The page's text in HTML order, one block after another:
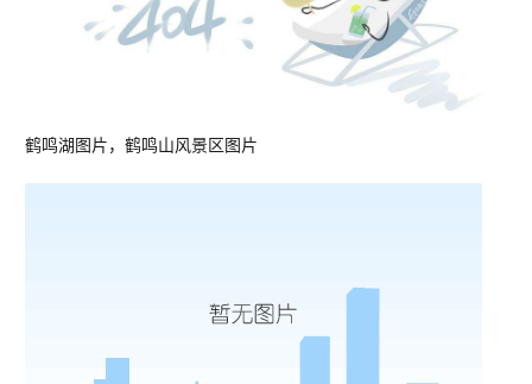
鹤鸣湖图片，鹤鸣山风景区图片